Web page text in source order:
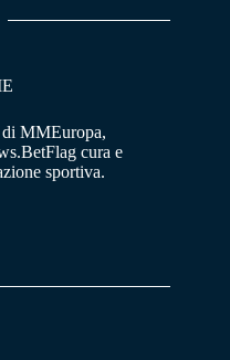
di MMEuropa,
cura e
sportiva.